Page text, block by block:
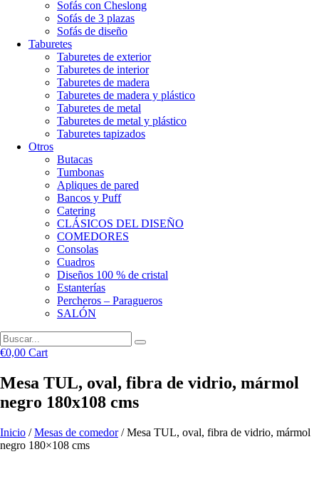
Sofás con Cheslong
Sofás de 3 plazas
Sofás de diseño
Taburetes
Taburetes de exterior
Taburetes de interior
Taburetes de madera
Taburetes de madera y plástico
Taburetes de metal
Taburetes de metal y plástico
Taburetes tapizados
Otros
Butacas
Tumbonas
Apliques de pared
Bancos y Puff
Catering
CLÁSICOS DEL DISEÑO
COMEDORES
Consolas
Cuadros
Diseños 100 % de cristal
Estanterías
Percheros – Paragueros
SALÓN
€0,00 Cart
Mesa TUL, oval, fibra de vidrio, mármol
negro 180x108 cms
Inicio /Mesas de comedor/ Mesa TUL, oval, fibra de vidrio, mármol
negro 180×108 cms